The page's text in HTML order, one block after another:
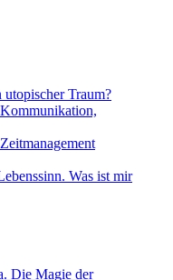
Traum?
Was ist mir
Die Magie der